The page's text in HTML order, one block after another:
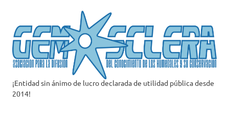
contenido
Asociación
¡Entidad sin ánimo de lucro declarada de utilidad pública desde
2014!